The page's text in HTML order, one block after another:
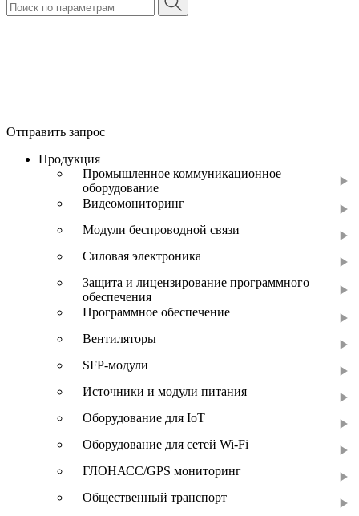
Отправить запрос
Продукция
Промышленное коммуникационное
оборудование
Видеомониторинг
Модули беспроводной связи
Силовая электроника
Защита и лицензирование программного
обеспечения
Программное обеспечение
Вентиляторы
SFP-модули
Источники и модули питания
Оборудование для IoT
Оборудование для сетей Wi-Fi
ГЛОНАСС/GPS мониторинг
Общественный транспорт